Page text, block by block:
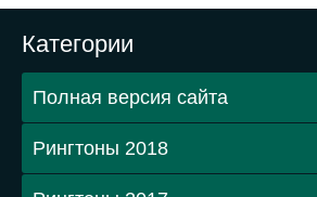
Категории
Полная версия сайта
Рингтоны 2018